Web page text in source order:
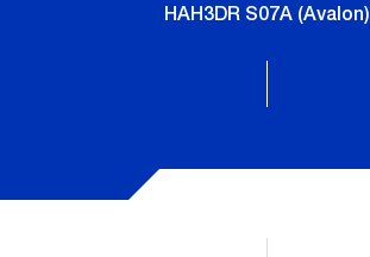
動
HAH3DR S07A (Avalon)